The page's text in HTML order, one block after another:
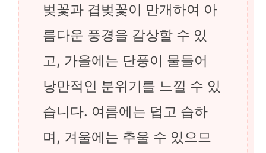
벚꽃과 겹벚꽃이 만개하여 아
름다운 풍경을 감상할 수 있
고, 가을에는 단풍이 물들어
낭만적인 분위기를 느낄 수 있
습니다. 여름에는 덥고 습하
며, 겨울에는 추울 수 있으므